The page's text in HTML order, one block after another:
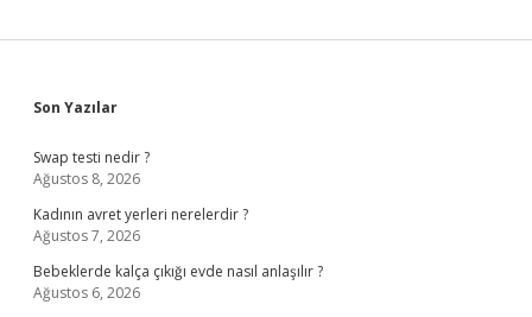
Sidebar
Son Yazılar
Swap testi nedir ?
Ağustos 8, 2026
Kadının avret yerleri nerelerdir ?
Ağustos 7, 2026
Bebeklerde kalça çıkığı evde nasıl anlaşılır ?
Ağustos 6, 2026